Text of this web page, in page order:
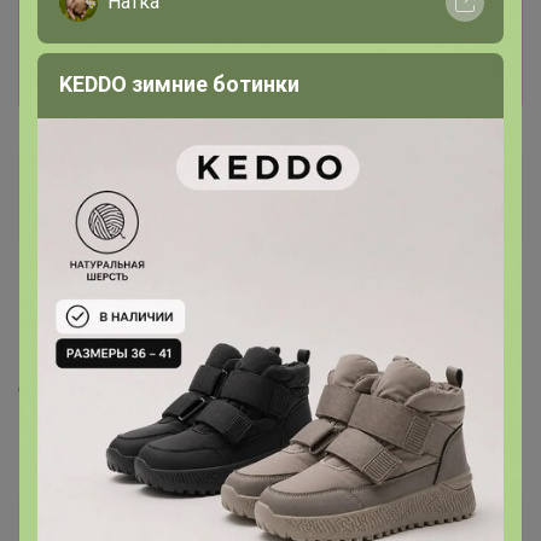
Гаяна1964
Магистр
16 мая, 2025 17:16
Happy Baby, добрый день. Арина, сколько стоит
доставка пруда 140 литров? Ориентировочно
Happy Baby
KEDDO зимние ботинки